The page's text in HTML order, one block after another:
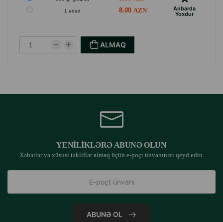
birləşdirilməlidir. Unutmayın ki, molting dövründə quş xüsusi
parakeets üçün RIO istifadə edin).
1 ədəd 8.00
Anbarda
Yoxdur
ALMAQ
YENILIKLƏRƏ ABUNƏ OLUN
Xəbərlər və xüsusi təkliflər almaq üçün e-poçt ünvanınızı qeyd edin.
ABUNƏ OL